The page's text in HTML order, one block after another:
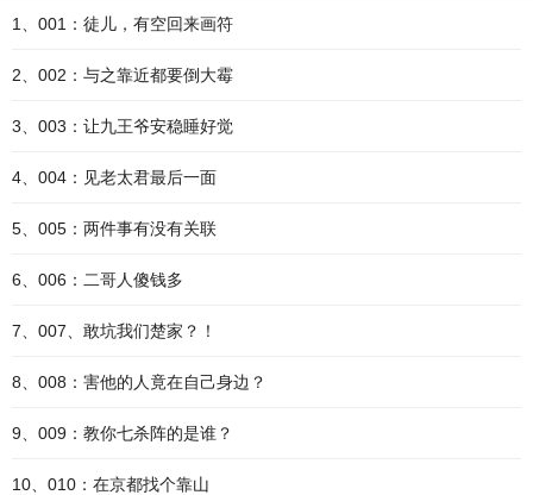
1、001：徒儿，有空回来画符
2、002：与之靠近都要倒大霉
3、003：让九王爷安稳睡好觉
4、004：见老太君最后一面
5、005：两件事有没有关联
6、006：二哥人傻钱多
7、007、敢坑我们楚家？！
8、008：害他的人竟在自己身边？
9、009：教你七杀阵的是谁？
10、010：在京都找个靠山